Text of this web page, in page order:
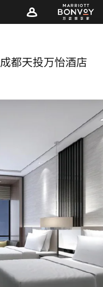
成都天投万怡酒店